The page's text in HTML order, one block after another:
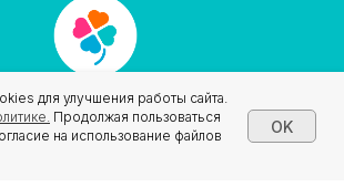
«Тьютор в инклюзии»
2024-2025
для улучшения работы сайта.
. Продолжая пользоваться
на использование файлов
OK